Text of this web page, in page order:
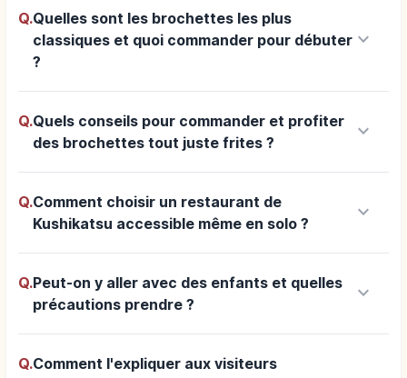
Q.Quelles sont les brochettes les plus
classiques et quoi commander pour débuter
?
keyboard_arrow_down
Q.Quels conseils pour commander et profiter
des brochettes tout juste frites ?
keyboard_arrow_down
Q.Comment choisir un restaurant de
Kushikatsu accessible même en solo ?
keyboard_arrow_down
Q.Peut-on y aller avec des enfants et quelles
précautions prendre ?
keyboard_arrow_down
Q.Comment l'expliquer aux visiteurs